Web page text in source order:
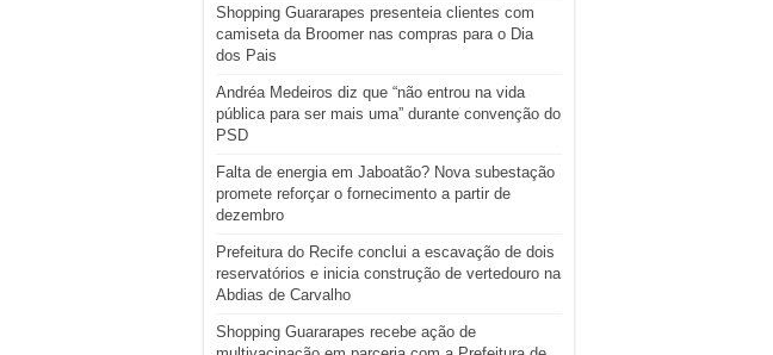
Shopping Guararapes presenteia clientes com
camiseta da Broomer nas compras para o Dia
dos Pais
Andréa Medeiros diz que “não entrou na vida
pública para ser mais uma” durante convenção do
PSD
Falta de energia em Jaboatão? Nova subestação
promete reforçar o fornecimento a partir de
dezembro
Prefeitura do Recife conclui a escavação de dois
reservatórios e inicia construção de vertedouro na
Abdias de Carvalho
Shopping Guararapes recebe ação de